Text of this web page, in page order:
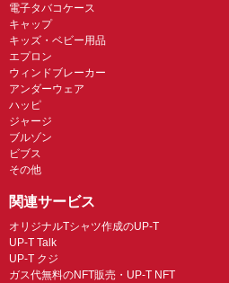
電子タバコケース
キャップ
キッズ・ベビー用品
エプロン
ウィンドブレーカー
アンダーウェア
ハッピ
ジャージ
ブルゾン
ビブス
その他
関連サービス
オリジナルTシャツ作成のUP-T
UP-T Talk
UP-T クジ
ガス代無料のNFT販売・UP-T NFT